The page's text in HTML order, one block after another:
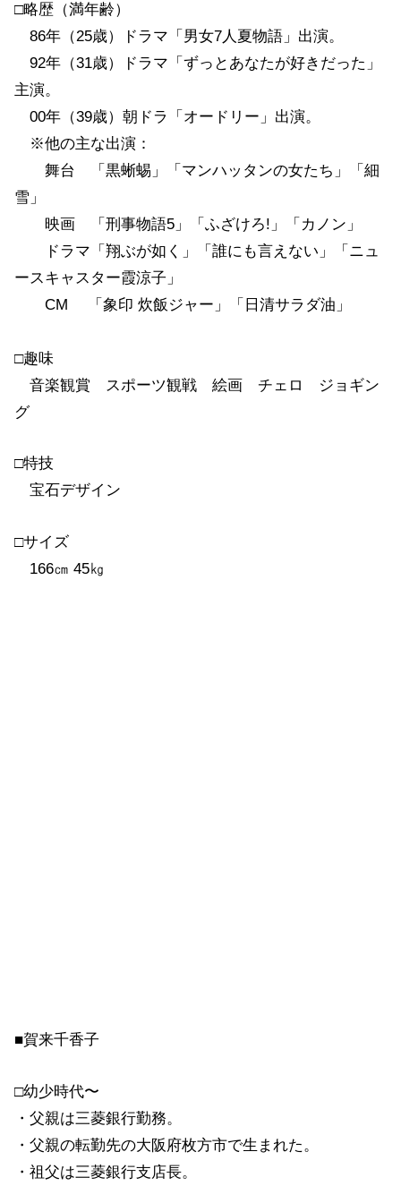
□略歴（満年齢）
86年（25歳）ドラマ「男女7人夏物語」出演。
92年（31歳）ドラマ「ずっとあなたが好きだった」
主演。
00年（39歳）朝ドラ「オードリー」出演。
※他の主な出演：
舞台 「黒蜥蜴」「マンハッタンの女たち」「細
雪」
映画 「刑事物語5」「ふざけろ!」「カノン」
ドラマ「翔ぶが如く」「誰にも言えない」「ニュ
ースキャスター霞涼子」
CM 「象印 炊飯ジャー」「日清サラダ油」
□趣味
音楽観賞 スポーツ観戦 絵画 チェロ ジョギン
グ
□特技
宝石デザイン
□サイズ
166㎝ 45㎏
■賀来千香子
□幼少時代〜
・父親は三菱銀行勤務。
・父親の転勤先の大阪府枚方市で生まれた。
・祖父は三菱銀行支店長。